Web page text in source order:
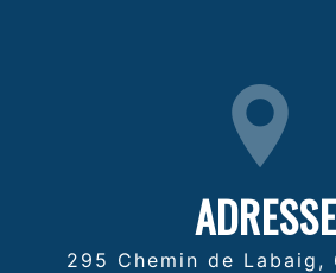
ADRESSE
295 Chemin de Labaig,